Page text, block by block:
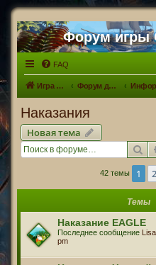
Форум игры
FAQ
Игра Острова Форум для Островитян
Наказания
Новая тема
42 темы 1 2
Темы
Наказание EAGLE
Последнее сообщение Lisa
pm